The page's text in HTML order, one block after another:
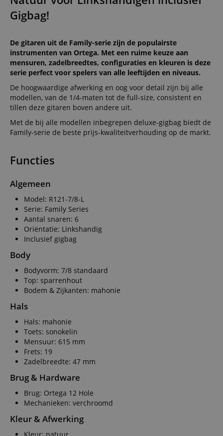
Gigbag!
De gitaren uit de Family-serie zijn de populairste
instrumenten van Ortega. Met een ruime keuze aan
mensuren, zadelbreedtes, configuraties en kleuren is deze
serie perfect voor spelers van alle leeftijden en niveaus.
De hoogwaardige afwerking en oog voor detail zijn bij alle
modellen, van de 1/4-maten tot de full-size, consistent en
tillen deze gitaren boven andere uit.
Met de bij alle modellen inbegrepen deluxe-gigbag biedt de
Family-serie de beste prijs-kwaliteitverhouding op de markt.
Functies
Algemeen
Model: R121-7/8-L
Serie: Family Series
Aantal snaren: 6
Oriëntatie: Linkshandig
Inclusief gigbag
Body
Bodyvorm: 7/8 standaard
Top: sparrenhout
Bodem & Zijkanten: mahonie
Hals
Hals: mahonie
Toets: sonokelin
Mensuur: 615 mm
Frets: 19
Zadelbreedte: 47 mm
Brug & Hardware
Brug: Ortega 12 Hole
Mechanieken: verchroomd
Kleur & Afwerking